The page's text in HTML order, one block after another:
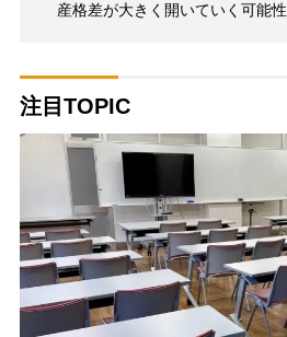
産格差が大きく開いていく可能性
注目TOPIC